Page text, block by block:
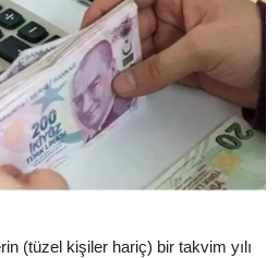
(tüzel kişiler hariç) bir takvim yılı